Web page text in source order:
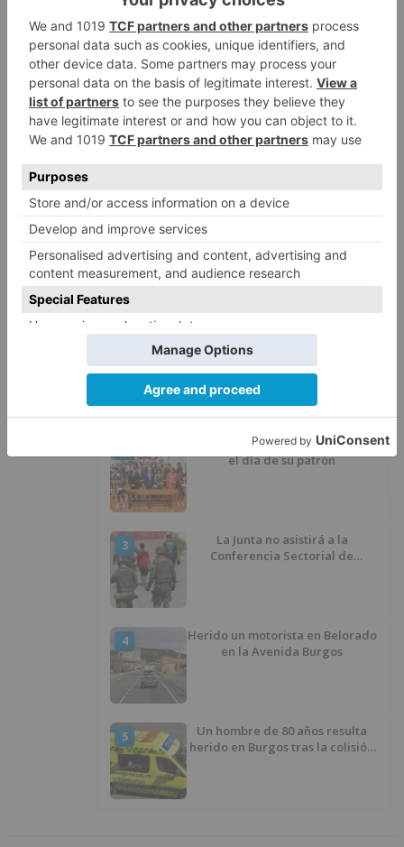
refuerzo del Burgos CF para la
temporada 2026/27
4
El Burgos CF anuncia que Álex
Lizancos ha sido operado con
éxito del menisco de su rodilla
izquierda
5
Detenidas tres personas en
Quintanar de la Sierra con
hachís, cocaína y marihuana
Esperar al autobús en el HUBU es
un peligro bajo el sol
La provincia de Burgos celebra
el día de su patrón
3
La Junta no asistirá a la
Conferencia Sectorial de
4
Herido un motorista en Belorado
en la Avenida Burgos
5
Un hombre de 80 años resulta
herido en Burgos tras la colisión